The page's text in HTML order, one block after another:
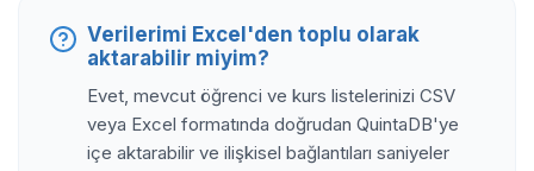
Verilerimi Excel'den toplu olarak
aktarabilir miyim?
Evet, mevcut öğrenci ve kurs listelerinizi CSV
veya Excel formatında doğrudan QuintaDB'ye
içe aktarabilir ve ilişkisel bağlantıları saniyeler